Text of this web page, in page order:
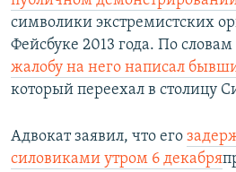
символики экстремистских
Фейсбуке 2013 года. По
жалобу на него написал
который переехал в столицу
Адвокат заявил, что его
силовиками утром 6 декабря